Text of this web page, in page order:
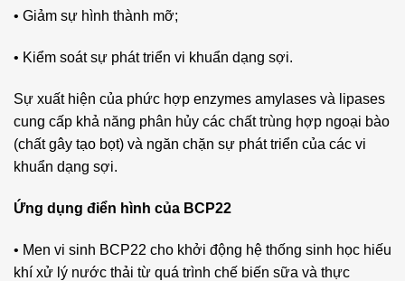
• Giảm sự hình thành mỡ;
• Kiểm soát sự phát triển vi khuẩn dạng sợi.
Sự xuất hiện của phức hợp enzymes amylases và lipases
cung cấp khả năng phân hủy các chất trùng hợp ngoại bào
(chất gây tạo bọt) và ngăn chặn sự phát triển của các vi
khuẩn dạng sợi.
Ứng dụng điển hình của BCP22
• Men vi sinh BCP22 cho khởi động hệ thống sinh học hiếu
khí xử lý nước thải từ quá trình chế biến sữa và thực